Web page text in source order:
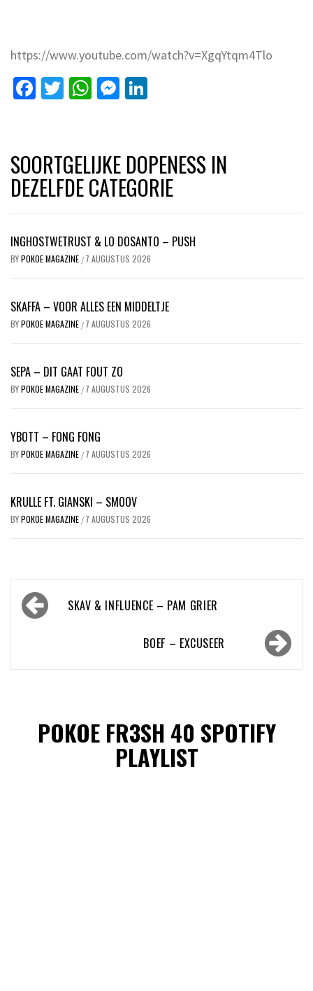
https://www.youtube.com/watch?v=XgqYtqm4Tlo
Facebook
Twitter
WhatsApp
Messenger
SOORTGELIJKE DOPENESS IN
DEZELFDE CATEGORIE
INGHOSTWETRUST & LO DOSANTO – PUSH
BYPOKOE MAGAZINE / 7 AUGUSTUS 2026
SKAFFA – VOOR ALLES EEN MIDDELTJE
BYPOKOE MAGAZINE / 7 AUGUSTUS 2026
SEPA – DIT GAAT FOUT ZO
BYPOKOE MAGAZINE / 7 AUGUSTUS 2026
YBOTT – FONG FONG
BYPOKOE MAGAZINE / 7 AUGUSTUS 2026
KRULLE FT. GIANSKI – SMOOV
BYPOKOE MAGAZINE / 7 AUGUSTUS 2026
Bericht
navigatieSKAV & INFLUENCE – PAM GRIER
BOEF – EXCUSEER
POKOE FR3SH 40 SPOTIFY
PLAYLIST